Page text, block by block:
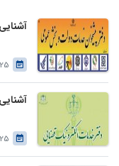
25 دی 1397
25 دی 1397